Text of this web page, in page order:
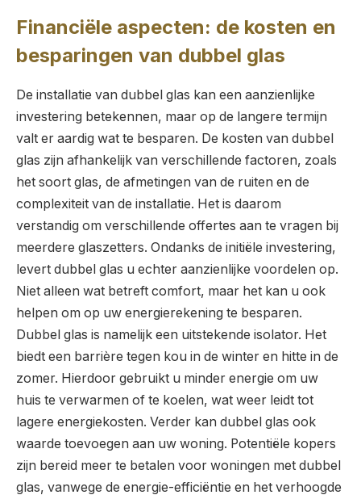
Financiële aspecten: de kosten en
besparingen van dubbel glas
De installatie van dubbel glas kan een aanzienlijke
investering betekennen, maar op de langere termijn
valt er aardig wat te besparen. De kosten van dubbel
glas zijn afhankelijk van verschillende factoren, zoals
het soort glas, de afmetingen van de ruiten en de
complexiteit van de installatie. Het is daarom
verstandig om verschillende offertes aan te vragen bij
meerdere glaszetters. Ondanks de initiële investering,
levert dubbel glas u echter aanzienlijke voordelen op.
Niet alleen wat betreft comfort, maar het kan u ook
helpen om op uw energierekening te besparen.
Dubbel glas is namelijk een uitstekende isolator. Het
biedt een barrière tegen kou in de winter en hitte in de
zomer. Hierdoor gebruikt u minder energie om uw
huis te verwarmen of te koelen, wat weer leidt tot
lagere energiekosten. Verder kan dubbel glas ook
waarde toevoegen aan uw woning. Potentiële kopers
zijn bereid meer te betalen voor woningen met dubbel
glas, vanwege de energie-efficiëntie en het verhoogde